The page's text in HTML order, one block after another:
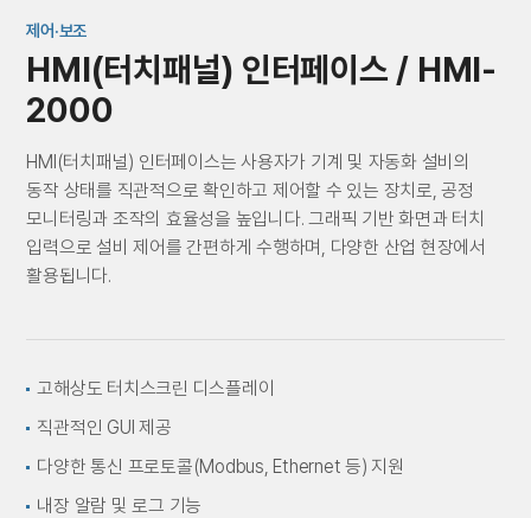
제어·보조
HMI(터치패널) 인터페이스 / HMI-
2000
HMI(터치패널) 인터페이스는 사용자가 기계 및 자동화 설비의
동작 상태를 직관적으로 확인하고 제어할 수 있는 장치로, 공정
모니터링과 조작의 효율성을 높입니다. 그래픽 기반 화면과 터치
입력으로 설비 제어를 간편하게 수행하며, 다양한 산업 현장에서
활용됩니다.
고해상도 터치스크린 디스플레이
직관적인 GUI 제공
다양한 통신 프로토콜(Modbus, Ethernet 등) 지원
내장 알람 및 로그 기능